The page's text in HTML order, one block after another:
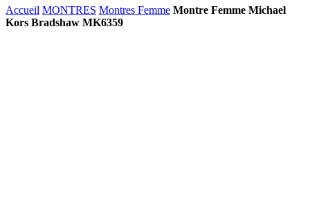
Accueil MONTRES Montres Femme Montre Femme Michael
Kors Bradshaw MK6359